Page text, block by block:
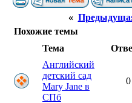
«
Похожие темы
Тема
Английский
детский сад
Mary Jane в
СПб
0